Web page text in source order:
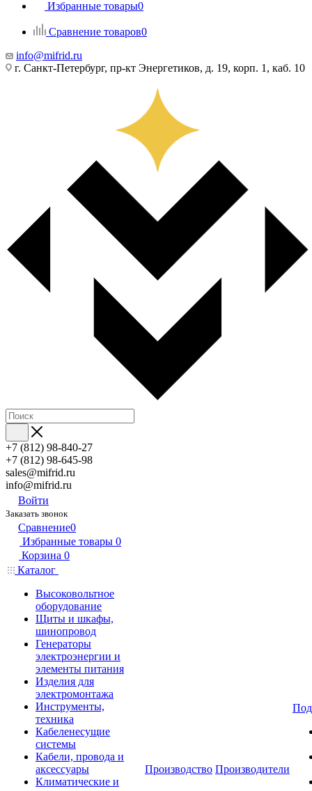
Избранные товары0
Сравнение товаров0
info@mifrid.ru
г. Санкт-Петербург, пр-кт Энергетиков, д. 19, корп. 1, каб. 10
+7 (812) 98-840-27
+7 (812) 98-645-98
sales@mifrid.ru
info@mifrid.ru
Войти
Заказать звонок
Сравнение0
Избранные товары 0
Корзина 0
Каталог
Высоковольтное
оборудование
Щиты и шкафы,
шинопровод
Генераторы
электроэнергии и
элементы питания
Изделия для
электромонтажа
Инструменты,
техника
Кабеленесущие
системы
Кабели, провода и
аксессуары
Климатические и
Производство Производители